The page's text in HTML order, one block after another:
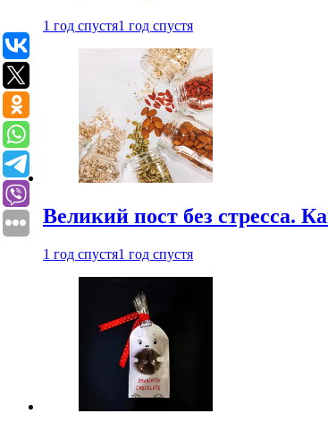
1 год спустя1 год спустя
Великий пост без стресса.
1 год спустя1 год спустя